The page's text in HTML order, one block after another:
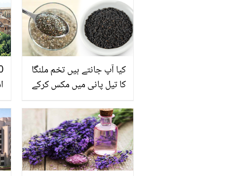
کیا آپ جانتے ہیں تخم ملنگا
کا تیل پانی میں مکس کرکے